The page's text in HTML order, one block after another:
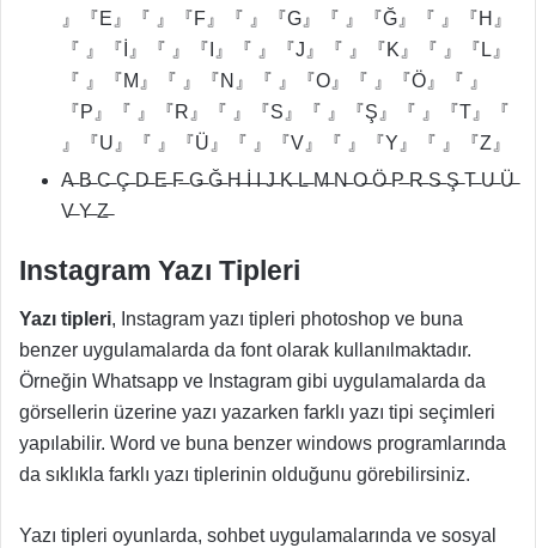
』『E』『 』『F』『 』『G』『 』『Ğ』『 』『H』
『 』『İ』『 』『I』『 』『J』『 』『K』『 』『L』
『 』『M』『 』『N』『 』『O』『 』『Ö』『 』
『P』『 』『R』『 』『S』『 』『Ş』『 』『T』『
』『U』『 』『Ü』『 』『V』『 』『Y』『 』『Z』
A̶ B̶ C̶ Ç̶ D̶ E̶ F̶ G̶ Ğ̶ H̶ İ̶ I̶ J̶ K̶ L̶ M̶ N̶ O̶ Ö̶ P̶ R̶ S̶ Ş̶ T̶ U̶ Ü̶
V̶ Y̶ Z̶
Instagram Yazı Tipleri
Yazı tipleri, Instagram yazı tipleri photoshop ve buna
benzer uygulamalarda da font olarak kullanılmaktadır.
Örneğin Whatsapp ve Instagram gibi uygulamalarda da
görsellerin üzerine yazı yazarken farklı yazı tipi seçimleri
yapılabilir. Word ve buna benzer windows programlarında
da sıklıkla farklı yazı tiplerinin olduğunu görebilirsiniz.
Yazı tipleri oyunlarda, sohbet uygulamalarında ve sosyal